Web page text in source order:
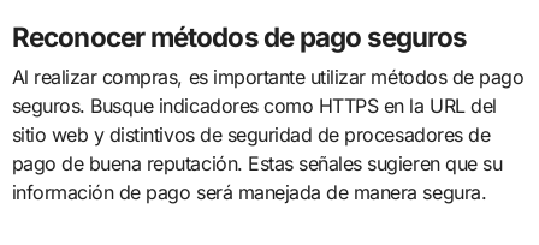
Reconocer métodos de pago seguros
Al realizar compras, es importante utilizar métodos de pago
seguros. Busque indicadores como HTTPS en la URL del
sitio web y distintivos de seguridad de procesadores de
pago de buena reputación. Estas señales sugieren que su
información de pago será manejada de manera segura.